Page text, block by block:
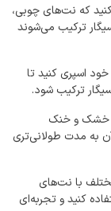
که نت‌های چوبی،
ترکیب می‌شوند
اسپری کنید تا
ترکیب شود.
خشک و خنک
آن به مدت طولانی‌تری
با نت‌های
کنید و تجربه‌ای